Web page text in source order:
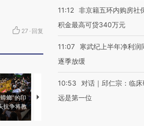
27 · 回复
螂”的印
抗争将教
视线｜“入侵”还是“人道危
11:12 非京籍五环内购房社
积金最高可贷340万元
11:07
寒武纪上半年净利润
逐季放缓
10:53
对话｜邱仁宗：临
远是第一位